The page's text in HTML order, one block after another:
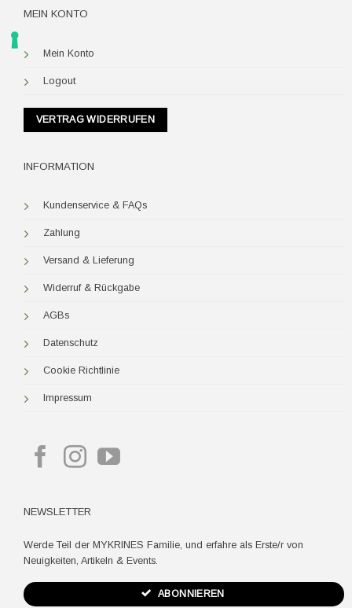
MEIN KONTO
Mein Konto
Logout
VERTRAG WIDERRUFEN
INFORMATION
Kundenservice & FAQs
Zahlung
Versand & Lieferung
Widerruf & Rückgabe
AGBs
Datenschutz
Cookie Richtlinie
Impressum
NEWSLETTER
Werde Teil der MYKRINES Familie, und erfahre als Erste/r von
Neuigkeiten, Artikeln & Events.
ABONNIEREN